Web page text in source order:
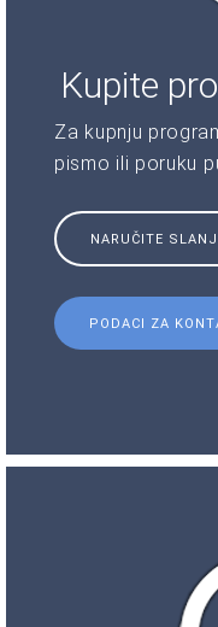
Kupite
Za kupnju
pismo ili poruku
NARUČITE
PODACI ZA